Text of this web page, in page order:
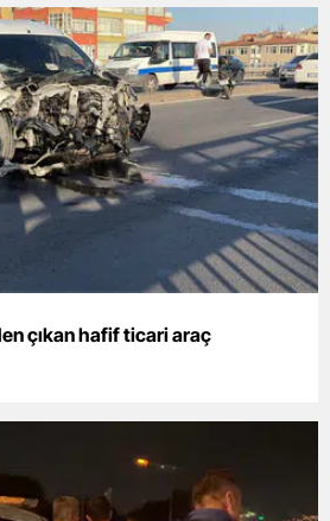
Malatya
Manisa
Mardin
Muğla
Muş
Sakarya
çıkan hafif ticari araç